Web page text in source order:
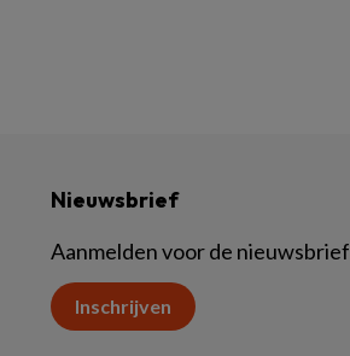
Nieuwsbrief
Aanmelden voor de nieuwsbrief
Inschrijven